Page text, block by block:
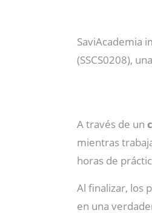
SaviAcademia
(SSCS0208),
A través de un
mientras
horas de
Al finalizar, los
en una